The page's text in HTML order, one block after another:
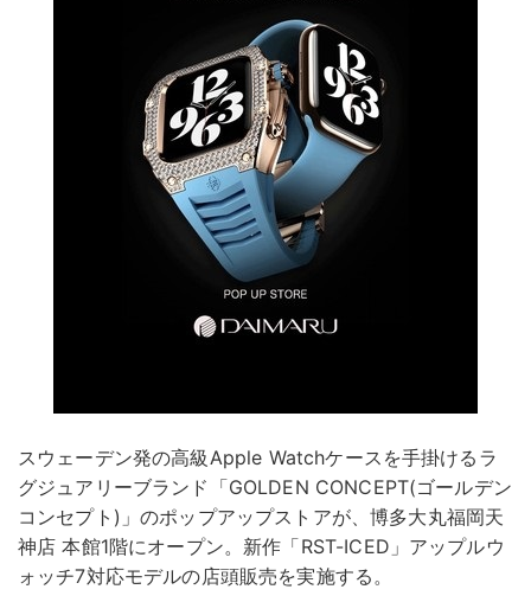
スウェーデン発の高級Apple Watchケースを手掛けるラ
グジュアリーブランド「GOLDEN CONCEPT(ゴールデン
コンセプト)」のポップアップストアが、博多大丸福岡天
神店 本館1階にオープン。新作「RST-ICED」アップルウ
ォッチ7対応モデルの店頭販売を実施する。